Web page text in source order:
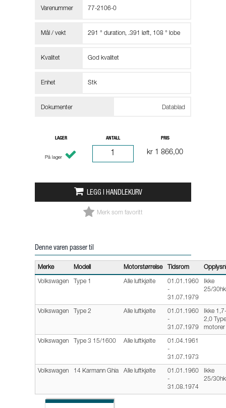
Varenummer 77-2106-0
Mål / vekt 291 ° duration, .391 løft, 108 ° lobe
Kvalitet God kvalitet
Enhet Stk
Dokumenter Datablad
LAGER
På lager
ANTALL PRIS
kr 1 866,00
LEGG I HANDLEKURV
Merk som favoritt
Denne varen passer til
Merke Modell Motorstørrelse Tidsrom
Volkswagen Type 1 Alle luftkjølte
01.01.1960
-
31.07.1979
Ikke
25/30hk
Volkswagen Type 2 Alle luftkjølte
01.01.1960
-
31.07.1979
Ikke 1,7-
2,0
motorer
Volkswagen Type 3 15/1600 Alle luftkjølte
01.04.1961
-
31.07.1973
Volkswagen 14 Karmann Ghia Alle luftkjølte
01.01.1960
-
31.08.1974
Ikke
25/30hk